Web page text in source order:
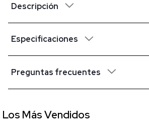
Descripción
Especificaciones
Preguntas frecuentes
Los Más Vendidos